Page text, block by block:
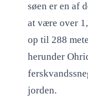
søen er en af
at være over
op til 288
herunder
jorden.